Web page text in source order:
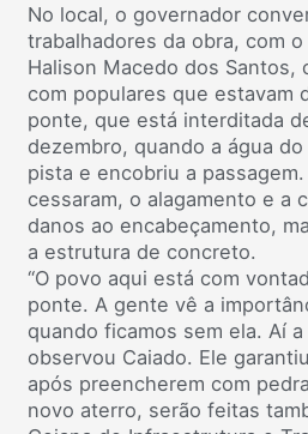
No local, o governador
trabalhadores da obra, com
Halison Macedo dos Santos,
com populares que estavam
ponte, que está interditada
dezembro, quando a água
pista e encobriu a
cessaram, o alagamento e a
danos ao encabeçamento,
a estrutura de concreto.
“O povo aqui está com
ponte. A gente vê a
quando ficamos sem ela. Aí a
observou Caiado. Ele
após preencherem com
novo aterro, serão feitas